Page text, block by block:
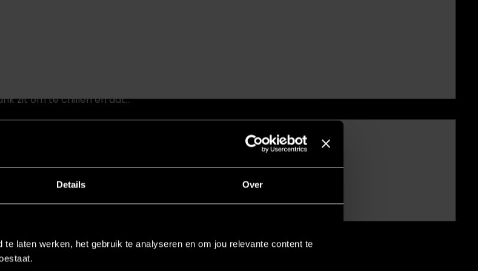
Details Over
laten werken, het gebruik te analyseren en om jou relevante content te
zit om te chillen en dat…
alles wat je nodig hebt om je lekker…